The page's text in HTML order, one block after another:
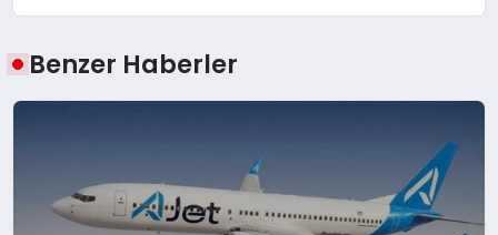
Benzer Haberler